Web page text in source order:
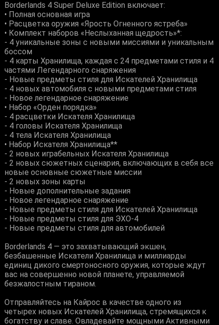
Borderlands 4 Super Deluxe Edition включает:
• Полная основная игра
• Расцветка оружия «Ярость Огненного ястреба»
• Комплект наборов «Неслыханная щедрость»*:
- 4 уникальные зоны с новыми миссиями и уникальным
боссом
- 4 карты Хранилища, каждая с 24 предметами стиля и 4
частями Легендарного снаряжения
- Новые предметы стиля для Искателей Хранилища
- 4 новых автомобиля с новыми предметами стиля
- Новое легендарное снаряжение
• Набор «Орден порядка»
- 4 расцветки Искателя Хранилища
- 4 головы Искателя Хранилища
- 4 тела Искателя Хранилища
• Набор Искателя Хранилища**
- 2 новых играбельных Искателя Хранилища
- 2 новых сюжетных сценария, включающих в себя все
новые основные сюжетные миссии
- 2 новых зоны карты
- Новые дополнительные задания
- Новое легендарное снаряжение
- Новые предметы стиля для Искателей Хранилища
- Новые предметы стиля для ЭХО-4
- Новые предметы стиля для автомобилей
Borderlands 4 — это захватывающий экшен,
безбашенные Искатели Хранилища и миллиарды
единиц дикого смертоносного оружия, которые ждут
вас на совершенно новой планете, управляемой
безжалостным тираном.
Отправляйтесь на Кайрос в качестве одного из
четырех новых Искателей Хранилища, стремящихся к
богатству и славе. Овладевайте мощными Активными